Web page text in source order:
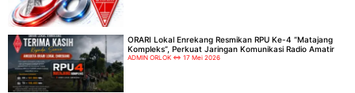
ORARI Lokal Enrekang Resmikan RPU Ke-4 “Matajang
Kompleks”, Perkuat Jaringan Komunikasi Radio Amatir
ADMIN ORLOK 17 Mei 2026